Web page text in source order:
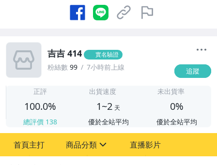
吉吉 414 實名驗證
粉絲數 99 7小時前上線 追蹤
正評
100.0%
總評價 138
出貨速度
1~2 天
優於全站平均
未出貨率
0%
優於全站平均
首頁主打 商品分類 直播影片